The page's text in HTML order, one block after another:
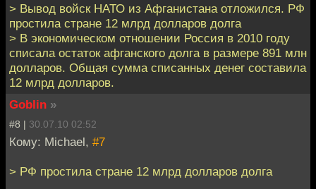
> Вывод войск НАТО из Афганистана отложился. РФ
простила стране 12 млрд долларов долга
> В экономическом отношении Россия в 2010 году
списала остаток афганского долга в размере 891 млн
долларов. Общая сумма списанных денег составила
12 млрд долларов.
Goblin »
#8 | 30.07.10 02:52
Кому: Мichael, #7
> РФ простила стране 12 млрд долларов долга